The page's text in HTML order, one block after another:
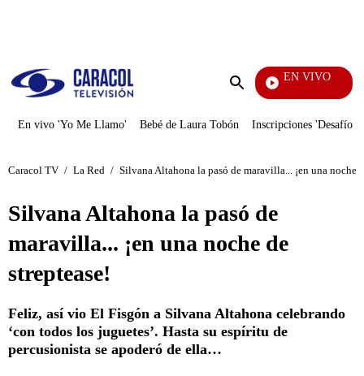
Enviar
EN VIVO
Día A Día
En vivo 'Yo Me Llamo' Bebé de Laura Tobón Inscripciones 'Desafío'
Caracol TV / La Red / Silvana Altahona la pasó de maravilla... ¡en una noche
Silvana Altahona la pasó de
maravilla... ¡en una noche de
streptease!
Feliz, así vio El Fisgón a Silvana Altahona celebrando
‘con todos los juguetes’. Hasta su espíritu de
percusionista se apoderó de ella…